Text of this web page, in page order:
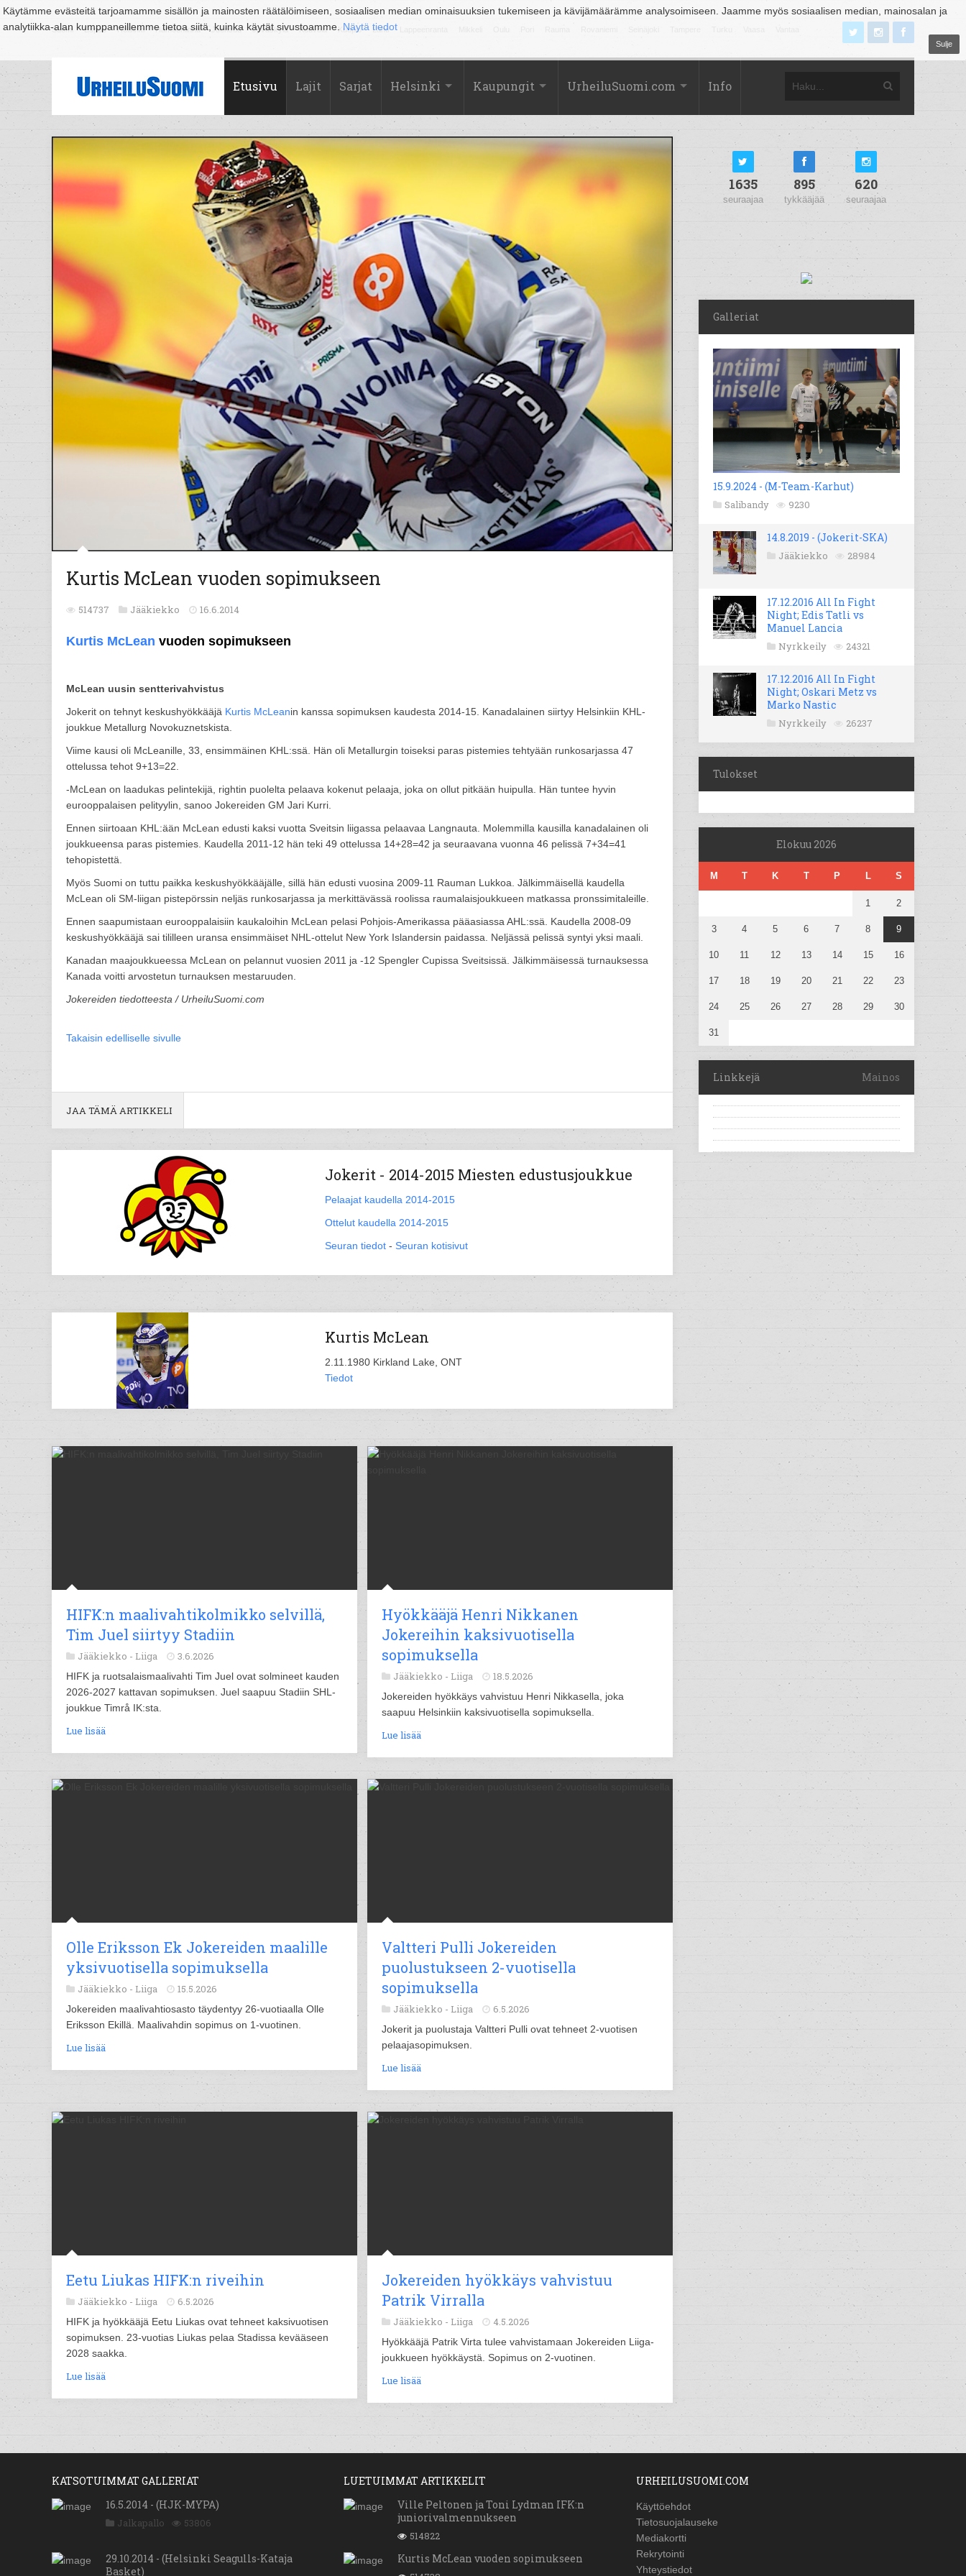
Käytämme evästeitä tarjoamamme sisällön ja mainosten räätälöimiseen, sosiaalisen median ominaisuuksien tukemiseen ja kävijämäärämme analysoimiseen. Jaamme myös sosiaalisen median, mainosalan ja
analytiikka-alan kumppaneillemme tietoa siitä, kuinka käytät sivustoamme. Näytä tiedot
Sulje
Suomi Espoo Helsinki Hämeenlinna Joensuu Jyväskylä Kouvola Kuopio Lahti
Etusivu Lajit Sarjat Helsinki Kaupungit UrheiluSuomi.com Info
Kurtis McLean vuoden sopimukseen
514737 Jääkiekko 16.6.2014
Kurtis McLean vuoden sopimukseen
McLean uusin sentterivahvistus
Jokerit on tehnyt keskushyökkääjä Kurtis McLeanin kanssa sopimuksen kaudesta 2014-15. Kanadalainen siirtyy Helsinkiin KHL-
joukkue Metallurg Novokuznetskista.
Viime kausi oli McLeanille, 33, ensimmäinen KHL:ssä. Hän oli Metallurgin toiseksi paras pistemies tehtyään runkosarjassa 47
ottelussa tehot 9+13=22.
-McLean on laadukas pelintekijä, rightin puolelta pelaava kokenut pelaaja, joka on ollut pitkään huipulla. Hän tuntee hyvin
eurooppalaisen pelityylin, sanoo Jokereiden GM Jari Kurri.
Ennen siirtoaan KHL:ään McLean edusti kaksi vuotta Sveitsin liigassa pelaavaa Langnauta. Molemmilla kausilla kanadalainen oli
joukkueensa paras pistemies. Kaudella 2011-12 hän teki 49 ottelussa 14+28=42 ja seuraavana vuonna 46 pelissä 7+34=41
tehopistettä.
Myös Suomi on tuttu paikka keskushyökkääjälle, sillä hän edusti vuosina 2009-11 Rauman Lukkoa. Jälkimmäisellä kaudella
McLean oli SM-liigan pistepörssin neljäs runkosarjassa ja merkittävässä roolissa raumalaisjoukkueen matkassa pronssimitaleille.
Ennen saapumistaan eurooppalaisiin kaukaloihin McLean pelasi Pohjois-Amerikassa pääasiassa AHL:ssä. Kaudella 2008-09
keskushyökkääjä sai tililleen uransa ensimmäiset NHL-ottelut New York Islandersin paidassa. Neljässä pelissä syntyi yksi maali.
Kanadan maajoukkueessa McLean on pelannut vuosien 2011 ja -12 Spengler Cupissa Sveitsissä. Jälkimmäisessä turnauksessa
Kanada voitti arvostetun turnauksen mestaruuden.
Jokereiden tiedotteesta / UrheiluSuomi.com
Takaisin edelliselle sivulle
JAA TÄMÄ ARTIKKELI
Jokerit - 2014-2015 Miesten edustusjoukkue
Pelaajat kaudella 2014-2015
Ottelut kaudella 2014-2015
Seuran tiedot - Seuran kotisivut
Kurtis McLean
2.11.1980 Kirkland Lake, ONT
Tiedot
HIFK:n maalivahtikolmikko selvillä,
Tim Juel siirtyy Stadiin
Jääkiekko - Liiga 3.6.2026
HIFK ja ruotsalaismaalivahti Tim Juel ovat solmineet kauden
2026-2027 kattavan sopimuksen. Juel saapuu Stadiin SHL-
joukkue Timrå IK:sta.
Lue lisää
Hyökkääjä Henri Nikkanen
Jokereihin kaksivuotisella
sopimuksella
Jääkiekko - Liiga 18.5.2026
Jokereiden hyökkäys vahvistuu Henri Nikkasella, joka
saapuu Helsinkiin kaksivuotisella sopimuksella.
Lue lisää
Olle Eriksson Ek Jokereiden maalille
yksivuotisella sopimuksella
Jääkiekko - Liiga 15.5.2026
Jokereiden maalivahtiosasto täydentyy 26-vuotiaalla Olle
Eriksson Ekillä. Maalivahdin sopimus on 1-vuotinen.
Lue lisää
Valtteri Pulli Jokereiden
puolustukseen 2-vuotisella
sopimuksella
Jääkiekko - Liiga 6.5.2026
Jokerit ja puolustaja Valtteri Pulli ovat tehneet 2-vuotisen
pelaajasopimuksen.
Lue lisää
Eetu Liukas HIFK:n riveihin
Jääkiekko - Liiga 6.5.2026
HIFK ja hyökkääjä Eetu Liukas ovat tehneet kaksivuotisen
sopimuksen. 23-vuotias Liukas pelaa Stadissa kevääseen
2028 saakka.
Lue lisää
Jokereiden hyökkäys vahvistuu
Patrik Virralla
Jääkiekko - Liiga 4.5.2026
Hyökkääjä Patrik Virta tulee vahvistamaan Jokereiden Liiga-
joukkueen hyökkäystä. Sopimus on 2-vuotinen.
Lue lisää
1635
seuraajaa
895
tykkääjää
620
seuraajaa
Galleriat
15.9.2024 - (M-Team-Karhut)
Salibandy 9230
14.8.2019 - (Jokerit-SKA)
Jääkiekko 28984
17.12.2016 All In Fight
Night; Edis Tatli vs
Manuel Lancia
Nyrkkeily 24321
17.12.2016 All In Fight
Night; Oskari Metz vs
Marko Nastic
Nyrkkeily 26237
Tulokset
Elokuu 2026
M T K T P L S
1 2
3 4 5 6 7 8 9
10 11 12 13 14 15 16
17 18 19 20 21 22 23
24 25 26 27 28 29 30
31
Linkkejä Mainos
KATSOTUIMMAT GALLERIAT
16.5.2014 - (HJK-MYPA)
Jalkapallo 53806
29.10.2014 - (Helsinki Seagulls-Kataja
Basket)
LUETUIMMAT ARTIKKELIT
Ville Peltonen ja Toni Lydman IFK:n
juniorivalmennukseen
514822
Kurtis McLean vuoden sopimukseen
URHEILUSUOMI.COM
Käyttöehdot
Tietosuojalauseke
Mediakortti
Rekrytointi
Yhteystiedot